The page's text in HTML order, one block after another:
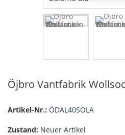
Öjbro Vantfabrik
Artikel-Nr.: ÖDAL40SOLA
Zustand: Neuer Artikel